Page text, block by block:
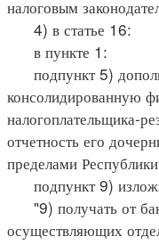
налоговым
4) в статье 16:
в пункте 1:
подпункт 5)
консолидированную
налогоплательщика-
отчетность его
пределами
подпункт 9)
"9) получать от
осуществляющих